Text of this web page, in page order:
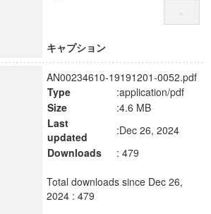
キャプション
AN00234610-19191201-0052.pdf
Type
:application/pdf
Size
:4.6 MB
Last
updated
:Dec 26, 2024
Downloads
: 479
Total downloads since Dec 26,
2024 : 479